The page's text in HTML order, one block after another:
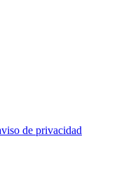
de privacidad